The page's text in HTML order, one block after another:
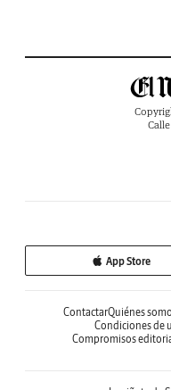
App Store
ContactarQuiénes
Condiciones de
Compromisos